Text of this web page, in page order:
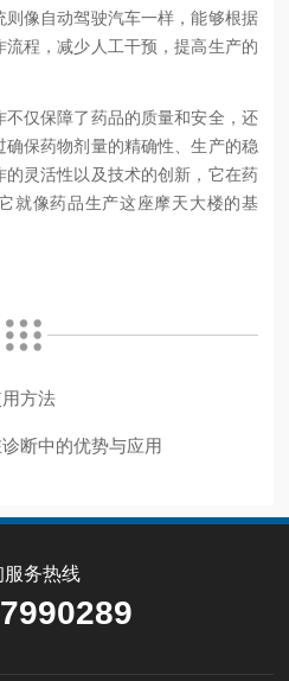
像自动驾驶汽车一样，能够根据
程，减少人工干预，提高生产的
仅保障了药品的质量和安全，还
保药物剂量的精确性、生产的稳
灵活性以及技术的创新，它在药
就像药品生产这座摩天大楼的基
方法
断中的优势与应用
服务热线